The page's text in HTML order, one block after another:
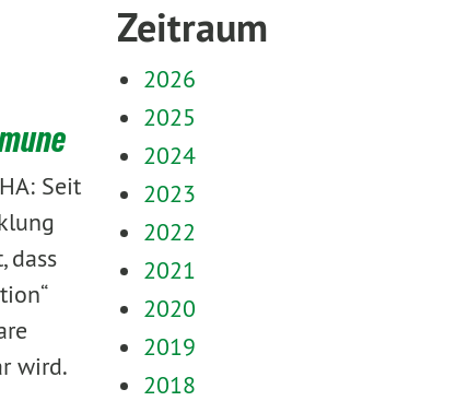
Seit
dass
wird.
Zeitraum
2026
2025
2024
2023
2022
2021
2020
2019
2018